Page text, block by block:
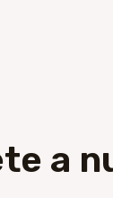
a